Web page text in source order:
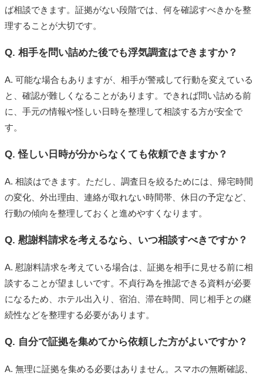
ば相談できます。証拠がない段階では、何を確認すべきかを整
理することが大切です。
Q. 相手を問い詰めた後でも浮気調査はできますか？
A. 可能な場合もありますが、相手が警戒して行動を変えている
と、確認が難しくなることがあります。できれば問い詰める前
に、手元の情報や怪しい日時を整理して相談する方が安全で
す。
Q. 怪しい日時が分からなくても依頼できますか？
A. 相談はできます。ただし、調査日を絞るためには、帰宅時間
の変化、外出理由、連絡が取れない時間帯、休日の予定など、
行動の傾向を整理しておくと進めやすくなります。
Q. 慰謝料請求を考えるなら、いつ相談すべきですか？
A. 慰謝料請求を考えている場合は、証拠を相手に見せる前に相
談することが望ましいです。不貞行為を推認できる資料が必要
になるため、ホテル出入り、宿泊、滞在時間、同じ相手との継
続性などを整理する必要があります。
Q. 自分で証拠を集めてから依頼した方がよいですか？
A. 無理に証拠を集める必要はありません。スマホの無断確認、